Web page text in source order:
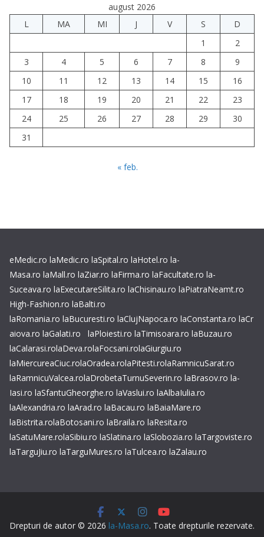
august 2026
L
MA MI J V S
D
1
2
3
4 5 6 7 8
9
10
11 12 13 14 15
16
17
18 19 20 21 22
23
24
25 26 27 28 29
30
31
« feb.
eMedic.ro laMedic.ro laSpital.ro laHotel.ro la-
Masa.ro laMall.ro laZiar.ro laFirma.ro laFacultate.ro la-
Suceava.ro laExecutareSilita.ro laChisinau.ro laPiatraNeamt.ro
High-Fashion.ro laBalti.ro
laRomania.ro laBucuresti.ro laClujNapoca.ro laConstanta.ro laCr
aiova.ro laGalati.ro laPloiesti.ro laTimisoara.ro laBuzau.ro
laCalarasi.rolaDeva.rolaFocsani.rolaGiurgiu.ro
laMiercureaCiuc.rolaOradea.rolaPitesti.rolaRamnicuSarat.ro
laRamnicuValcea.rolaDrobetaTurnuSeverin.ro laBrasov.ro la-
Iasi.ro laSfantuGheorghe.ro laVaslui.ro laAlbaIulia.ro
laAlexandria.ro laArad.ro laBacau.ro laBaiaMare.ro
laBistrita.rolaBotosani.ro laBraila.ro laResita.ro
laSatuMare.rolaSibiu.ro laSlatina.ro laSlobozia.ro laTargoviste.ro
laTarguJiu.ro laTarguMures.ro laTulcea.ro laZalau.ro
Drepturi de autor © 2026 la-Masa.ro. Toate drepturile rezervate.